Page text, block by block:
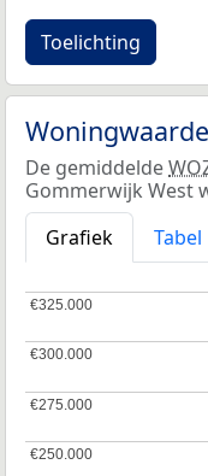
Toelichting
De gemiddelde
Gommerwijk West
Grafiek
Tabel
€250.000
€250.000
€275.000
€275.000
€300.000
€300.000
€325.000
€325.000